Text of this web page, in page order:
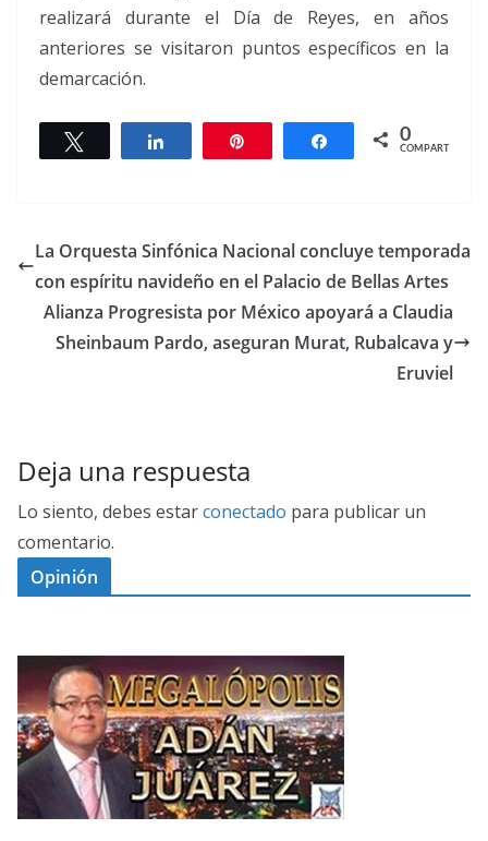
realizará durante el Día de Reyes, en años
anteriores se visitaron puntos específicos en la
demarcación.
Twittear Compartir Compartir
0
COMPARTIR
La Orquesta Sinfónica Nacional concluye temporada
con espíritu navideño en el Palacio de Bellas Artes
Alianza Progresista por México apoyará a Claudia
Sheinbaum Pardo, aseguran Murat, Rubalcava y
Eruviel
Deja una respuesta
Lo siento, debes estarconectado para publicar un
comentario.
Opinión
I
C
E
N
P
O
R
E
G
A
L
Ó
O